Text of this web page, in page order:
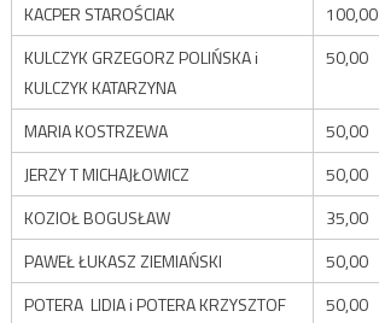
KACPER STAROŚCIAK
100,00
KULCZYK GRZEGORZ POLIŃSKA i
KULCZYK KATARZYNA
50,00
MARIA KOSTRZEWA
50,00
JERZY T MICHAJŁOWICZ
50,00
KOZIOŁ BOGUSŁAW
35,00
PAWEŁ ŁUKASZ ZIEMIAŃSKI
50,00
POTERA LIDIA i POTERA KRZYSZTOF
50,00